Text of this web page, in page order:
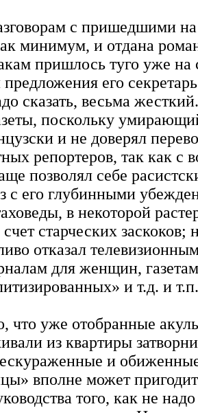
с пришедшими
минимум, и отдана
пришлось туго уже на
его
сказать, весьма
поскольку
и не доверял
репортеров, так как с
позволял себе
с его глубинными
в некоторой
старческих заскоков;
отказал
для женщин,
и т.д. и т.п.
что уже отобранные
из квартиры
и
вполне может
того, как не надо